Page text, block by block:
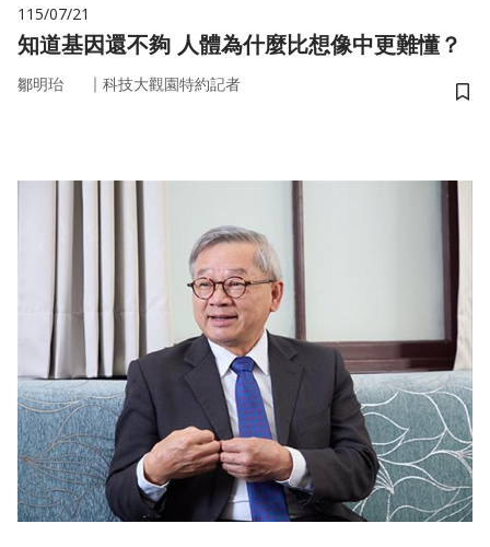
115/07/21
知道基因還不夠 人體為什麼比想像中更難懂？
鄒明珆 ｜ 科技大觀園特約記者
儲